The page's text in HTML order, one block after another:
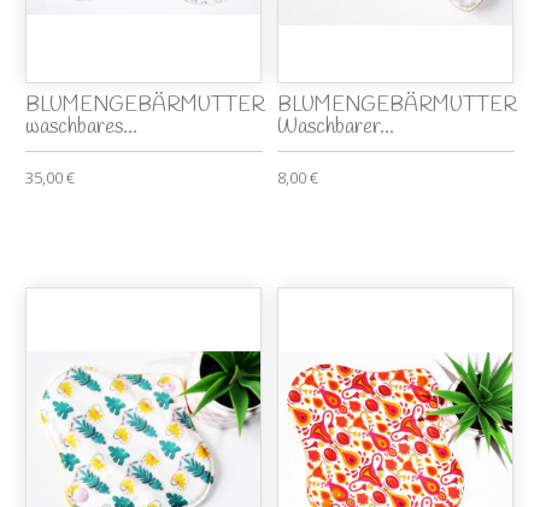
BLUMENGEBÄRMUTTER
waschbares...
35,00 €
BLUMENGEBÄRMUTTER
Waschbarer...
8,00 €